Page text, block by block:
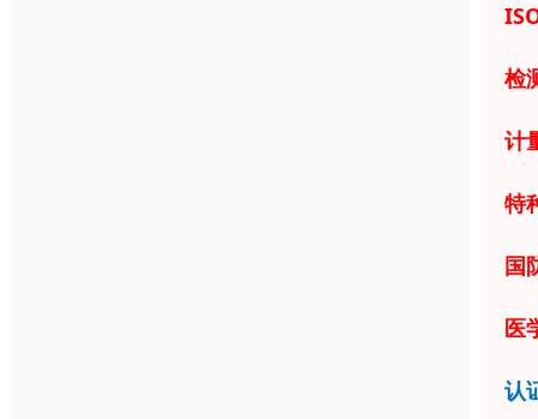
检
计
特
国
医
认